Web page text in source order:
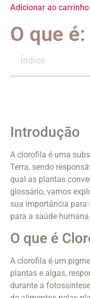
Adicionar ao carrinho
O que
Índice
Introdução
A clorofila é uma
Terra, sendo
qual as plantas
glossário, vamos
sua importância para
para a saúde humana.
O que é
A clorofila é um
plantas e algas,
durante a